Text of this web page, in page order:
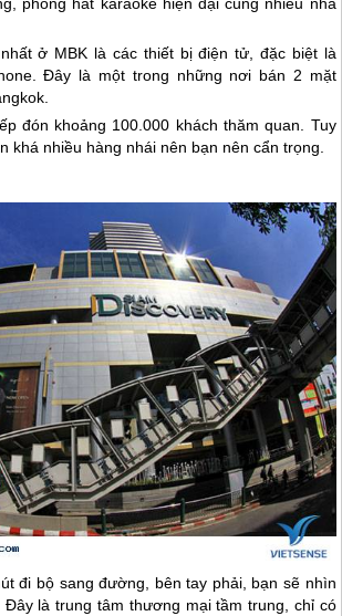
ở MBK là các thiết bị điện tử, đặc biệt là
Đây là một trong những nơi bán 2 mặt
đón khoảng 100.000 khách thăm quan. Tuy
khá nhiều hàng nhái nên bạn nên cẩn trọng.
đi bộ sang đường, bên tay phải, bạn sẽ nhìn
Đây là trung tâm thương mại tầm trung, chỉ có